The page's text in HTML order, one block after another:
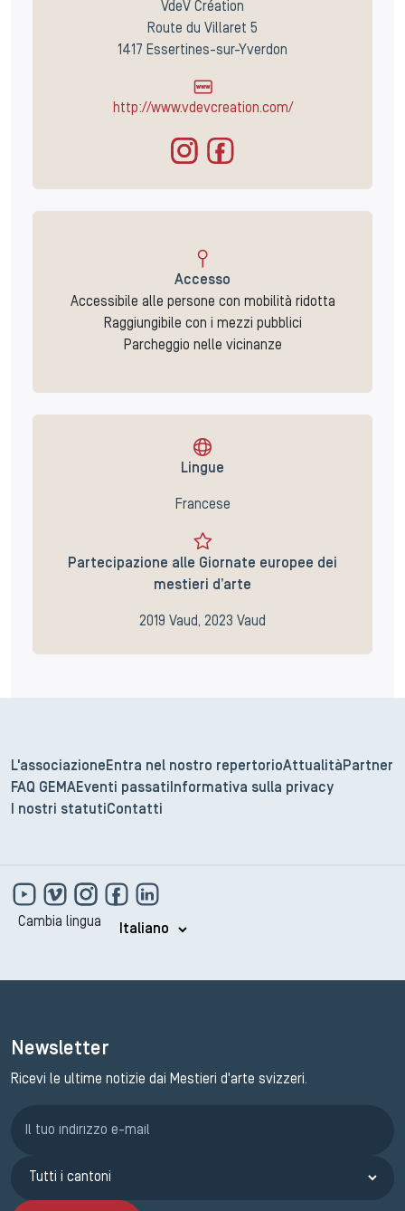
VdeV Création
Route du Villaret 5
1417 Essertines-sur-Yverdon
http://www.vdevcreation.com/
Accesso
Accessibile alle persone con mobilità ridotta
Raggiungibile con i mezzi pubblici
Parcheggio nelle vicinanze
Lingue
Francese
Partecipazione alle Giornate europee dei
mestieri d’arte
2019 Vaud, 2023 Vaud
L'associazione Entra nel nostro repertorioAttualità Partner
FAQ GEMAEventi passati
Informativa sulla privacy
I nostri statuti Contatti
Cambia lingua
Newsletter
Ricevi le ultime notizie dai Mestieri d'arte svizzeri.